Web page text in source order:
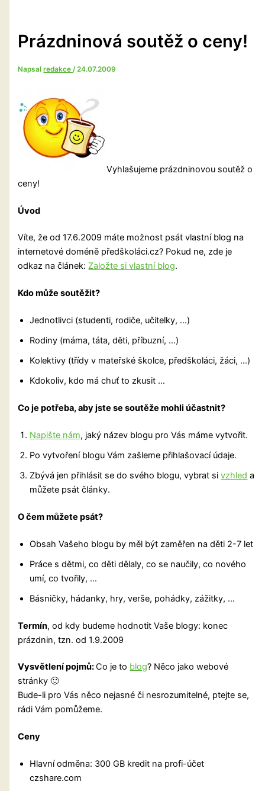
Prázdninová soutěž o ceny!
Napsalredakce/24.07.2009
Vyhlašujeme prázdninovou soutěž o
ceny!
Úvod
Víte, že od 17.6.2009 máte možnost psát vlastní blog na
internetové doméně předškoláci.cz? Pokud ne, zde je
odkaz na článek: Založte si vlastní blog.
Kdo může soutěžit?
Jednotlivci (studenti, rodiče, učitelky, …)
Rodiny (máma, táta, děti, příbuzní, …)
Kolektivy (třídy v mateřské školce, předškoláci, žáci, …)
Kdokoliv, kdo má chuť to zkusit …
Co je potřeba, aby jste se soutěže mohli účastnit?
Napište nám, jaký název blogu pro Vás máme vytvořit.
Po vytvoření blogu Vám zašleme přihlašovací údaje.
Zbývá jen přihlásit se do svého blogu, vybrat sivzhled a
můžete psát články.
O čem můžete psát?
Obsah Vašeho blogu by měl být zaměřen na děti 2-7 let
Práce s dětmi, co děti dělaly, co se naučily, co nového
umí, co tvořily, …
Básničky, hádanky, hry, verše, pohádky, zážitky, …
Termín, od kdy budeme hodnotit Vaše blogy: konec
prázdnin, tzn. od 1.9.2009
Vysvětlení pojmů:Co je to blog? Něco jako webové
stránky 🙂
Bude-li pro Vás něco nejasné či nesrozumitelné, ptejte se,
rádi Vám pomůžeme.
Ceny
Hlavní odměna: 300 GB kredit na profi-účet
czshare.com